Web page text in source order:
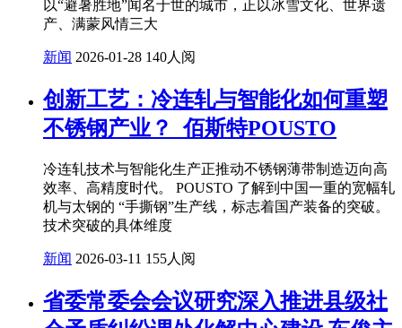
以“避暑胜地”闻名于世的城市，正以冰雪文化、世界遗
产、满蒙风情三大
新闻 2026-01-28 140人阅
创新工艺：冷连轧与智能化如何重塑
不锈钢产业？_佰斯特POUSTO
冷连轧技术与智能化生产正推动不锈钢薄带制造迈向高
效率、高精度时代。 POUSTO 了解到中国一重的宽幅轧
机与太钢的 “手撕钢”生产线，标志着国产装备的突破。
技术突破的具体维度
新闻 2026-03-11 155人阅
省委常委会会议研究深入推进县级社